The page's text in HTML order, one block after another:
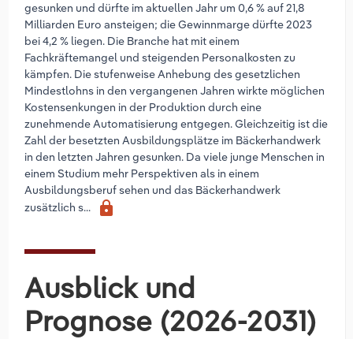
gesunken und dürfte im aktuellen Jahr um 0,6 % auf 21,8
Milliarden Euro ansteigen; die Gewinnmarge dürfte 2023
bei 4,2 % liegen. Die Branche hat mit einem
Fachkräftemangel und steigenden Personalkosten zu
kämpfen. Die stufenweise Anhebung des gesetzlichen
Mindestlohns in den vergangenen Jahren wirkte möglichen
Kostensenkungen in der Produktion durch eine
zunehmende Automatisierung entgegen. Gleichzeitig ist die
Zahl der besetzten Ausbildungsplätze im Bäckerhandwerk
in den letzten Jahren gesunken. Da viele junge Menschen in
einem Studium mehr Perspektiven als in einem
Ausbildungsberuf sehen und das Bäckerhandwerk
zusätzlich s...
lock
Ausblick und
Prognose (2026-2031)